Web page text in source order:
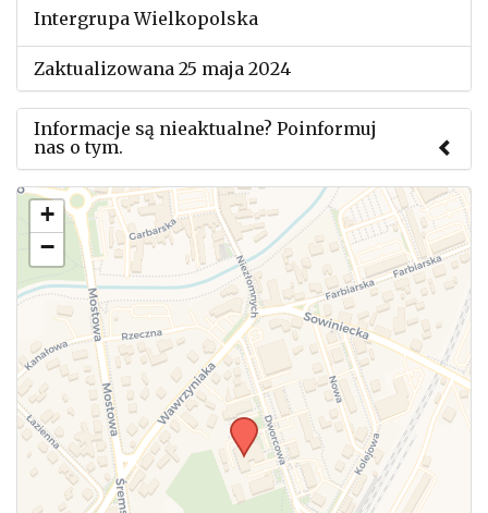
Intergrupa Wielkopolska
Zaktualizowana 25 maja 2024
Informacje są nieaktualne? Poinformuj
nas o tym.
Użyj tego formularza aby przesłać informację o
zmianach w powyższym mityngu.
+
−